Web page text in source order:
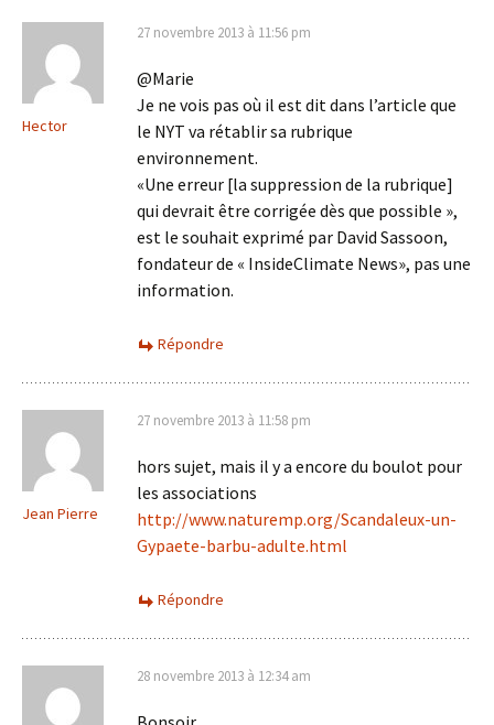
Hector
27 novembre 2013 à 11:56 pm
@Marie
Je ne vois pas où il est dit dans l’article que
le NYT va rétablir sa rubrique
environnement.
«Une erreur [la suppression de la rubrique]
qui devrait être corrigée dès que possible »,
est le souhait exprimé par David Sassoon,
fondateur de « InsideClimate News», pas une
information.
Répondre
Jean Pierre
27 novembre 2013 à 11:58 pm
hors sujet, mais il y a encore du boulot pour
les associations
http://www.naturemp.org/Scandaleux-un-
Gypaete-barbu-adulte.html
Répondre
28 novembre 2013 à 12:34 am